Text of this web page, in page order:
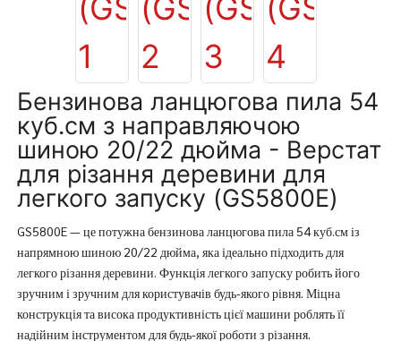
Бензинова ланцюгова пила 54
куб.см з направляючою
шиною 20/22 дюйма - Верстат
для різання деревини для
легкого запуску (GS5800E)
GS5800E — це потужна бензинова ланцюгова пила 54 куб.см із
напрямною шиною 20/22 дюйма, яка ідеально підходить для
легкого різання деревини. Функція легкого запуску робить його
зручним і зручним для користувачів будь-якого рівня. Міцна
конструкція та висока продуктивність цієї машини роблять її
надійним інструментом для будь-якої роботи з різання.